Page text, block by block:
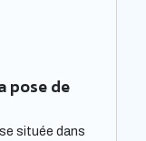
pose de
située dans